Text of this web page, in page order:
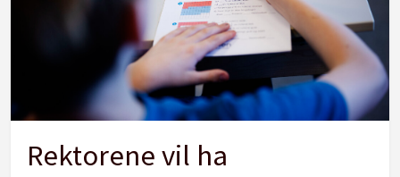
Rektorene vil ha